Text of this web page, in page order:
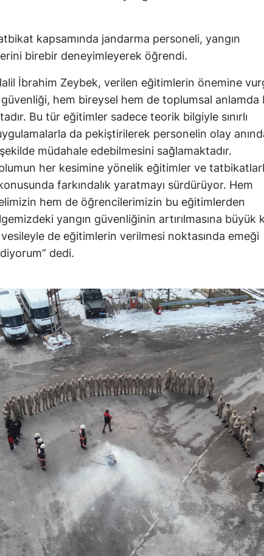
İzmir
Kars
Kayseri
Kırklareli
Kırşehir
Kocaeli
Malatya
Manisa
Mardin
Muğla
Muş
Nevşehir
Niğde
Ordu
Rize
Sakarya
kapsamında jandarma personeli, yangın
birebir deneyimleyerek öğrendi.
İbrahim Zeybek, verilen eğitimlerin önemine
güvenliği, hem bireysel hem de toplumsal anlamda
Bu tür eğitimler sadece teorik bilgiyle sınırlı
da pekiştirilerek personelin olay
müdahale edebilmesini sağlamaktadır.
her kesimine yönelik eğitimler ve
farkındalık yaratmayı sürdürüyor. Hem
hem de öğrencilerimizin bu eğitimlerden
yangın güvenliğinin artırılmasına büyük
de eğitimlerin verilmesi noktasında emeği
dedi.